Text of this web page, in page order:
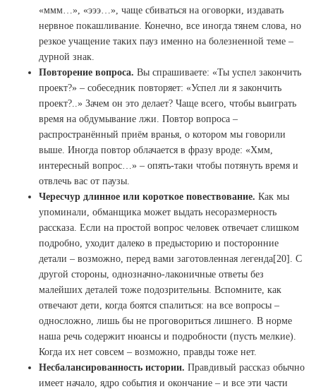
«ммм…», «эээ…», чаще сбиваться на оговорки, издавать
нервное покашливание. Конечно, все иногда тянем слова, но
резкое учащение таких пауз именно на болезненной теме –
дурной знак.
Повторение вопроса. Вы спрашиваете: «Ты успел закончить
проект?» – собеседник повторяет: «Успел ли я закончить
проект?..» Зачем он это делает? Чаще всего, чтобы выиграть
время на обдумывание лжи. Повтор вопроса –
распространённый приём вранья, о котором мы говорили
выше. Иногда повтор облачается в фразу вроде: «Хмм,
интересный вопрос…» – опять-таки чтобы потянуть время и
отвлечь вас от паузы.
Чересчур длинное или короткое повествование. Как мы
упоминали, обманщика может выдать несоразмерность
рассказа. Если на простой вопрос человек отвечает слишком
подробно, уходит далеко в предысторию и посторонние
детали – возможно, перед вами заготовленная легенда[20]. С
другой стороны, однозначно-лаконичные ответы без
малейших деталей тоже подозрительны. Вспомните, как
отвечают дети, когда боятся спалиться: на все вопросы –
односложно, лишь бы не проговориться лишнего. В норме
наша речь содержит нюансы и подробности (пусть мелкие).
Когда их нет совсем – возможно, правды тоже нет.
Несбалансированность истории. Правдивый рассказ обычно
имеет начало, ядро события и окончание – и все эти части